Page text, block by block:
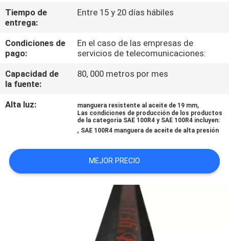
ÉNTRENOS
EN
CONTACTO
CON
PIDA
NOTICIAS
Tiempo de
entrega:
Entre 15 y 20 días hábiles
Condiciones de
pago:
En el caso de las empresas de
servicios de telecomunicaciones:
Capacidad de
la fuente:
80, 000 metros por mes
Alta luz: manguera resistente al aceite de 19 mm,
Las condiciones de producción de los productos
de la categoría SAE 100R4 y SAE 100R4 incluyen:
, SAE 100R4 manguera de aceite de alta presión
MEJOR PRECIO